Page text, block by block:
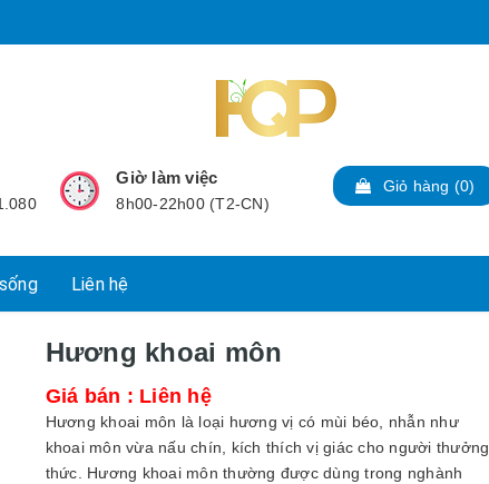
Giờ làm việc
8h00-22h00 (T2-CN)
Giỏ hàng (0)
Liên hệ
Hương khoai môn
Giá bán : Liên hệ
Hương khoai môn là loại hương vị có mùi béo, nhẫn như
khoai môn vừa nấu chín, kích thích vị giác cho người thưởng
thức. Hương khoai môn thường được dùng trong nghành